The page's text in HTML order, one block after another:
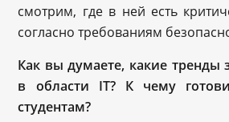
смотрим, где в ней есть
согласно требованиям
Как вы думаете, какие тренды
в области IT? К чему
студентам?